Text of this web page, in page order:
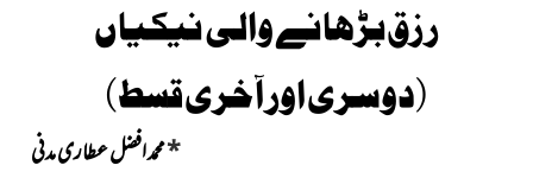
رزق بڑھانے والی نیکیاں
(دوسری اور آخری قسط)
*محمد افضل عطاری مدنی